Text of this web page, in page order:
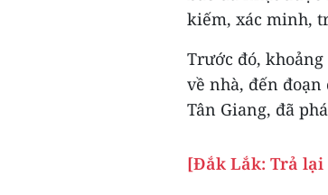
kiếm, xác minh,
Trước đó,
về nhà, đến
Tân Giang, đã
[Đắk Lắk: Trả lại